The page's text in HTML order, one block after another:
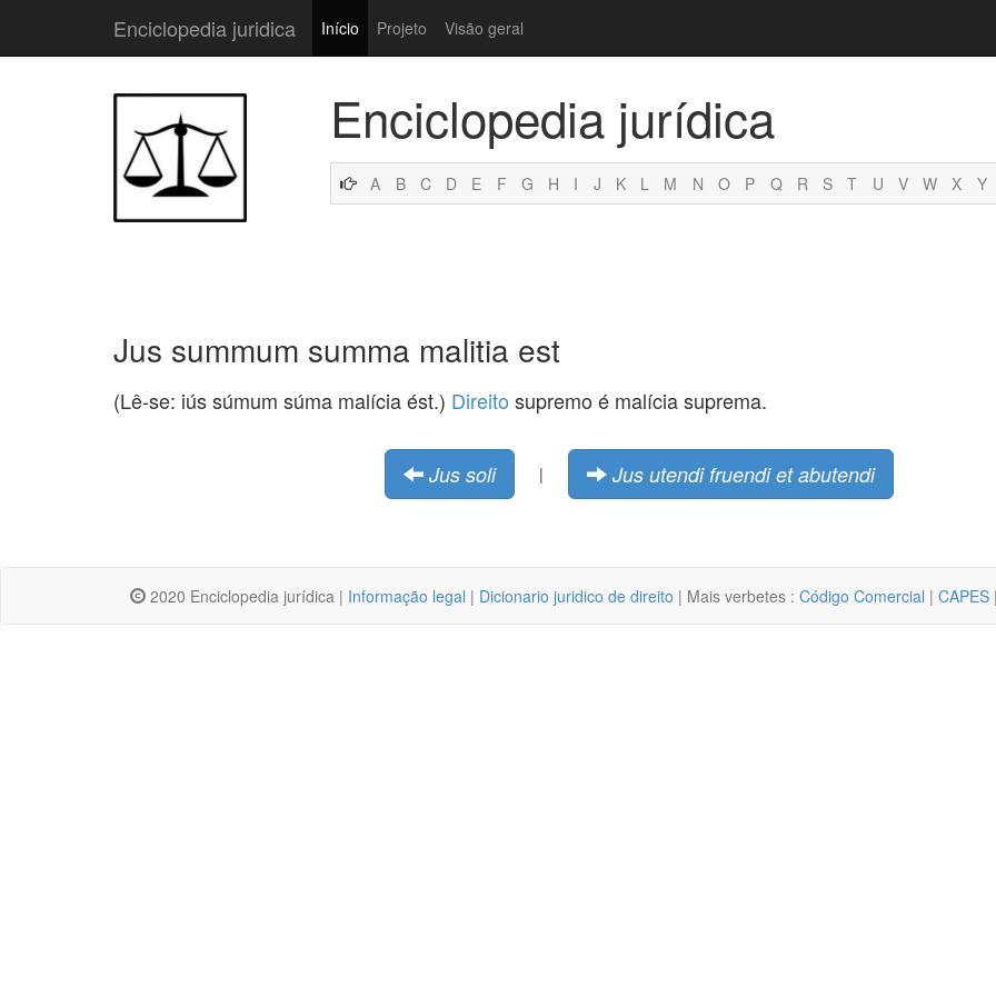
Enciclopedia juridica Início Projeto Visão geral
Enciclopedia jurídica
A B C D E F G H I J K L M N O P Q R S T U V W X Y
Jus summum summa malitia est
(Lê-se: iús súmum súma malícia ést.) Direito supremo é malícia suprema.
Jus soli | Jus utendi fruendi et abutendi
2020 Enciclopedia jurídica | Informação legal | Dicionario juridico de direito | Mais verbetes : Código Comercial | CAPES |